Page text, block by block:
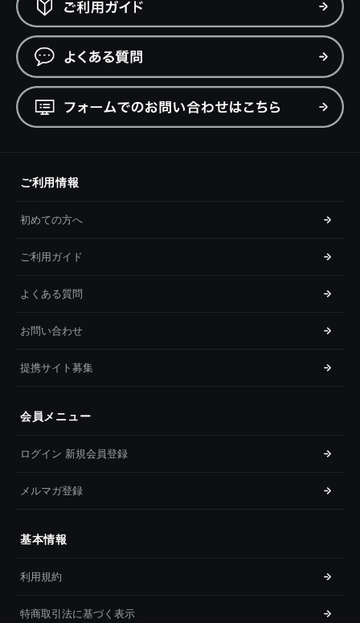
ご利用情報
初めての方へ
ご利用ガイド
よくある質問
お問い合わせ
提携サイト募集
会員メニュー
ログイン 新規会員登録
メルマガ登録
基本情報
利用規約
特商取引法に基づく表示